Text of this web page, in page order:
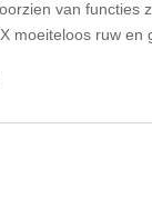
van functies
moeiteloos ruw en